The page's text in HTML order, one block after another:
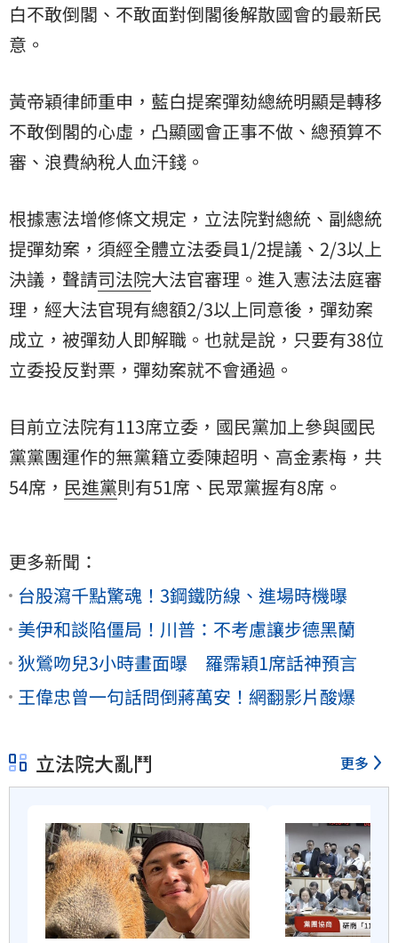
白不敢倒閣、不敢面對倒閣後解散國會的最新民
意。
黃帝穎律師重申，藍白提案彈劾總統明顯是轉移
不敢倒閣的心虛，凸顯國會正事不做、總預算不
審、浪費納稅人血汗錢。
根據憲法增修條文規定，立法院對總統、副總統
提彈劾案，須經全體立法委員1/2提議、2/3以上
決議，聲請司法院大法官審理。進入憲法法庭審
理，經大法官現有總額2/3以上同意後，彈劾案
成立，被彈劾人即解職。也就是說，只要有38位
立委投反對票，彈劾案就不會通過。
目前立法院有113席立委，國民黨加上參與國民
黨黨團運作的無黨籍立委陳超明、高金素梅，共
54席， 民進黨則有51席、民眾黨握有8席。
更多新聞：
台股瀉千點驚魂！3鋼鐵防線、進場時機曝
美伊和談陷僵局！川普：不考慮讓步德黑蘭
狄鶯吻兒3小時畫面曝 羅霈穎1席話神預言
王偉忠曾一句話問倒蔣萬安！網翻影片酸爆
立法院大亂鬥 更多